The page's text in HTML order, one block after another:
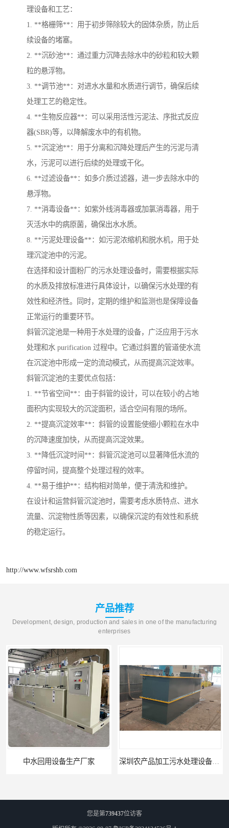
理设备和工艺：
1. **格栅筛**：用于初步筛除较大的固体杂质，防止后
续设备的堵塞。
2. **沉砂池**：通过重力沉降去除水中的砂粒和较大颗
粒的悬浮物。
3. **调节池**：对进水水量和水质进行调节，确保后续
处理工艺的稳定性。
4. **生物反应器**：可以采用活性污泥法、序批式反应
器(SBR)等，以降解废水中的有机物。
5. **沉淀池**：用于分离和沉降处理后产生的污泥与清
水，污泥可以进行后续的处理或干化。
6. **过滤设备**：如多介质过滤器，进一步去除水中的
悬浮物。
7. **消毒设备**：如紫外线消毒器或加氯消毒器，用于
灭活水中的病原菌，确保出水水质。
8. **污泥处理设备**：如污泥浓缩机和脱水机，用于处
理沉淀池中的污泥。
在选择和设计面粉厂的污水处理设备时，需要根据实际
的水质及排放标准进行具体设计，以确保污水处理的有
效性和经济性。同时，定期的维护和监测也是保障设备
正常运行的重要环节。
斜管沉淀池是一种用于水处理的设备，广泛应用于污水
处理和水 purification 过程中。它通过斜置的管道使水流
在沉淀池中形成一定的流动模式，从而提高沉淀效率。
斜管沉淀池的主要优点包括：
1. **节省空间**：由于斜管的设计，可以在较小的占地
面积内实现较大的沉淀面积，适合空间有限的场所。
2. **提高沉淀效率**：斜管的设置能使细小颗粒在水中
的沉降速度加快，从而提高沉淀效果。
3. **降低沉淀时间**：斜管沉淀池可以显著降低水流的
停留时间，提高整个处理过程的效率。
4. **易于维护**：结构相对简单，便于清洗和维护。
在设计和运营斜管沉淀池时，需要考虑水质特点、进水
流量、沉淀物性质等因素，以确保沉淀的有效性和系统
的稳定运行。
http://www.wfsrshb.com
产品推荐
Development, design, production and sales in one of the manufacturing
enterprises
中水回用设备生产厂家 深圳农产品加工污水处理设备厂家
您是第739437位访客